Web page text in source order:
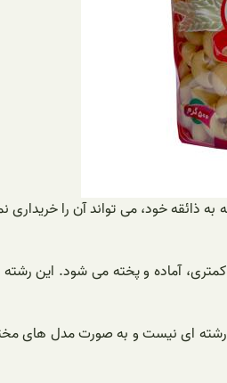
خود، می تواند آن را خریداری
آماده و پخته می شود. این
ای نیست و به صورت مدل های